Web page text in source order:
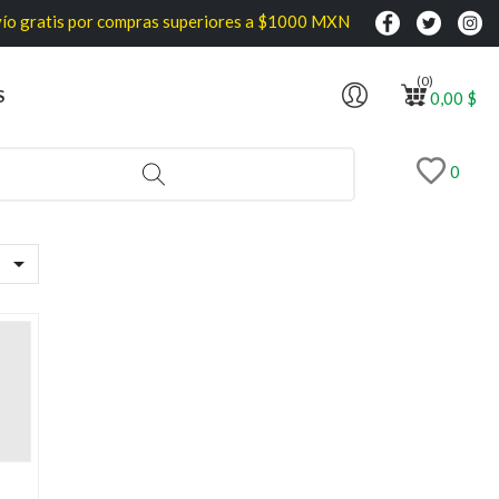
por compras superiores a $1000 MXN
0,00 $
(0)
0
